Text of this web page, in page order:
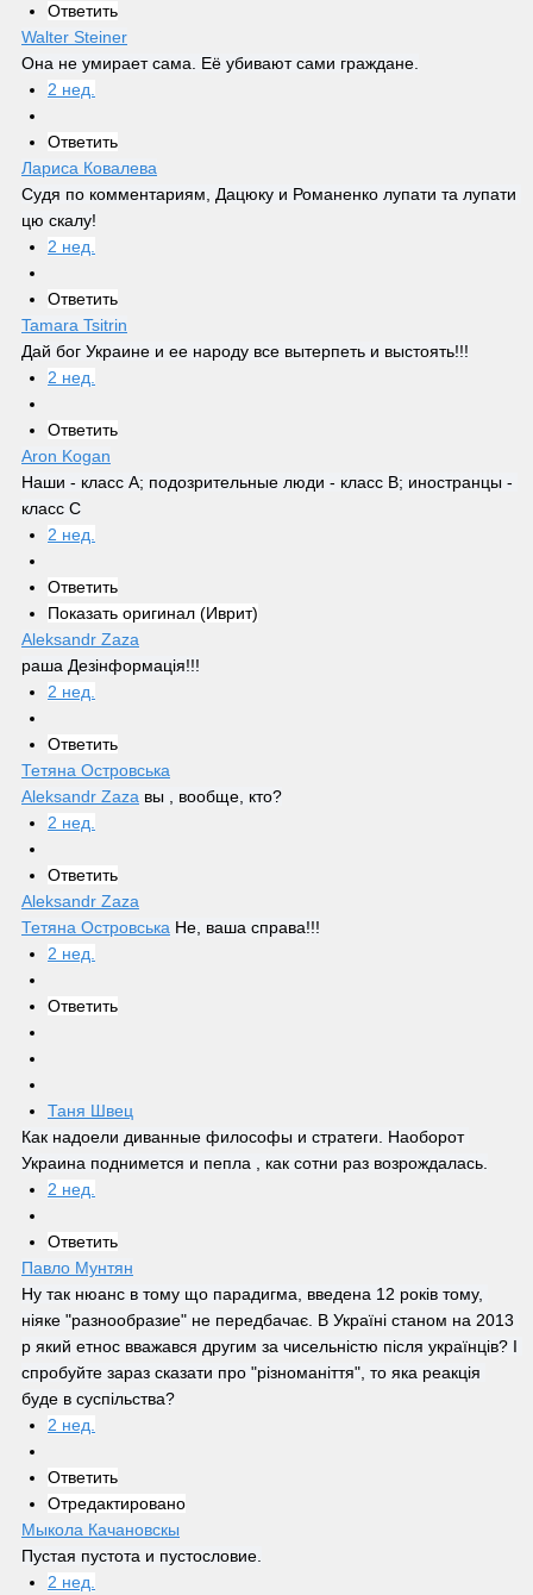
Ответить
Walter Steiner
Она не умирает сама. Её убивают сами граждане.
2 нед.
Ответить
Лариса Ковалева
Судя по комментариям, Дацюку и Романенко лупати та лупати
цю скалу!
2 нед.
Ответить
Tamara Tsitrin
Дай бог Украине и ее народу все вытерпеть и выстоять!!!
2 нед.
Ответить
Aron Kogan
Наши - класс А; подозрительные люди - класс В; иностранцы -
класс С
2 нед.
Ответить
Показать оригинал (Иврит)
Aleksandr Zaza
раша Дезінформація!!!
2 нед.
Ответить
Тетяна Островська
Aleksandr Zaza вы , вообще, кто?
2 нед.
Ответить
Aleksandr Zaza
Тетяна Островська Не, ваша справа!!!
2 нед.
Ответить
Таня Швец
Как надоели диванные философы и стратеги. Наоборот
Украина поднимется и пепла , как сотни раз возрождалась.
2 нед.
Ответить
Павло Мунтян
Ну так нюанс в тому що парадигма, введена 12 років тому,
ніяке "разнообразие" не передбачає. В Україні станом на 2013
р який етнос вважався другим за чисельністю після українців? І
спробуйте зараз сказати про "різноманіття", то яка реакція
буде в суспільства?
2 нед.
Ответить
Отредактировано
Мыкола Качановскы
Пустая пустота и пустословие.
2 нед.